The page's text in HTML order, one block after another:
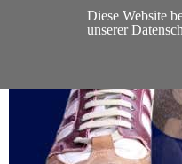
VEREIN
Diese Website
unserer